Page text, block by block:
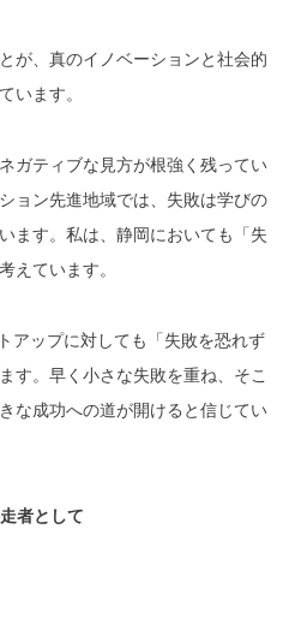
が、真のイノベーションと社会的
います。
ガティブな見方が根強く残ってい
ョン先進地域では、失敗は学びの
ます。私は、静岡においても「失
えています。
アップに対しても「失敗を恐れず
す。早く小さな失敗を重ね、そこ
な成功への道が開けると信じてい
者として